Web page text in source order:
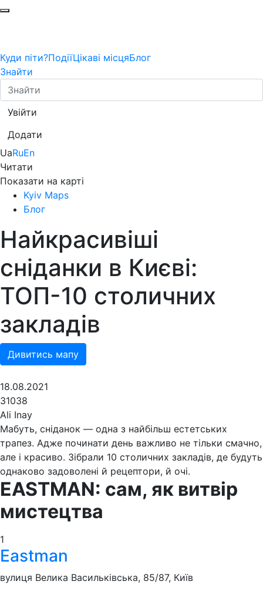
Куди піти?ПодіїЦікаві місцяБлог
Знайти
Увійти
Додати
UaRuEn
Читати
Показати на карті
Kyiv Maps
Блог
Найкрасивіші
сніданки в Києві:
ТОП-10 столичних
закладів
Дивитись мапу
18.08.2021
31038
Ali Inay
Мабуть, сніданок — одна з найбільш естетських
трапез. Адже починати день важливо не тільки смачно,
але і красиво. Зібрали 10 столичних закладів, де будуть
однаково задоволені й рецептори, й очі.
EASTMAN: сам, як витвір
мистецтва
1
Eastman
вулиця Велика Васильківська, 85/87, Київ